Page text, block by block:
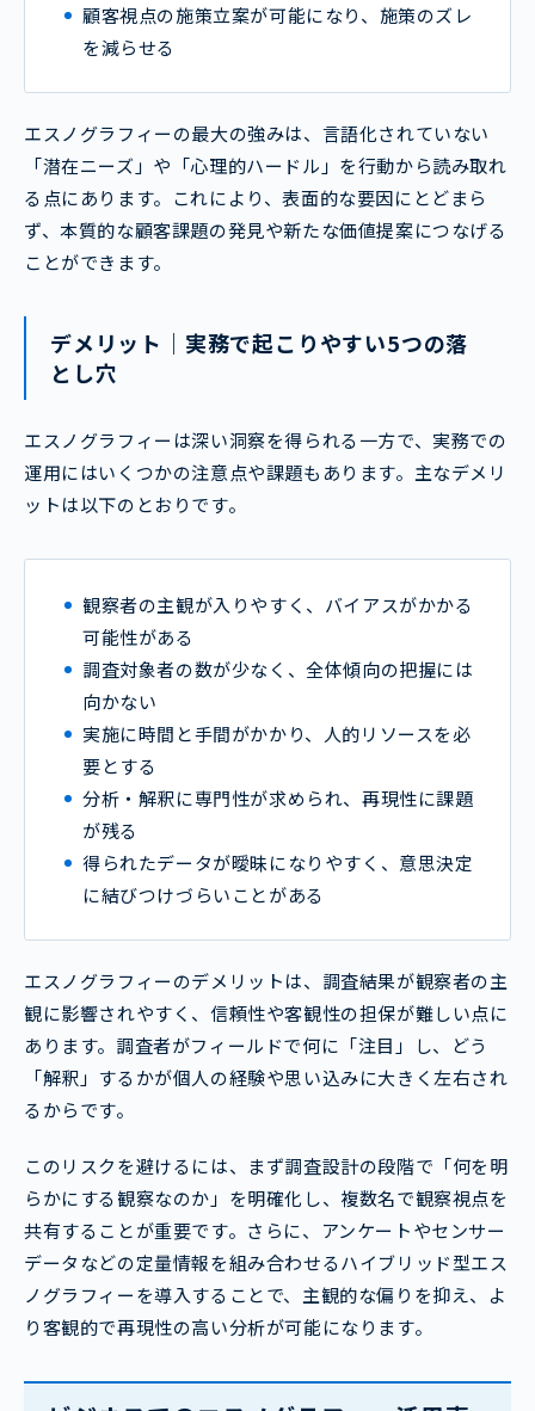
顧客視点の施策立案が可能になり、施策のズレ
を減らせる
エスノグラフィーの最大の強みは、言語化されていない
「潜在ニーズ」や「心理的ハードル」を行動から読み取れ
る点にあります。これにより、表面的な要因にとどまら
ず、本質的な顧客課題の発見や新たな価値提案につなげる
ことができます。
デメリット｜実務で起こりやすい5つの落
とし穴
エスノグラフィーは深い洞察を得られる一方で、実務での
運用にはいくつかの注意点や課題もあります。主なデメリ
ットは以下のとおりです。
観察者の主観が入りやすく、バイアスがかかる
可能性がある
調査対象者の数が少なく、全体傾向の把握には
向かない
実施に時間と手間がかかり、人的リソースを必
要とする
分析・解釈に専門性が求められ、再現性に課題
が残る
得られたデータが曖昧になりやすく、意思決定
に結びつけづらいことがある
エスノグラフィーのデメリットは、調査結果が観察者の主
観に影響されやすく、信頼性や客観性の担保が難しい点に
あります。調査者がフィールドで何に「注目」し、どう
「解釈」するかが個人の経験や思い込みに大きく左右され
るからです。
このリスクを避けるには、まず調査設計の段階で「何を明
らかにする観察なのか」を明確化し、複数名で観察視点を
共有することが重要です。さらに、アンケートやセンサー
データなどの定量情報を組み合わせるハイブリッド型エス
ノグラフィーを導入することで、主観的な偏りを抑え、よ
り客観的で再現性の高い分析が可能になります。